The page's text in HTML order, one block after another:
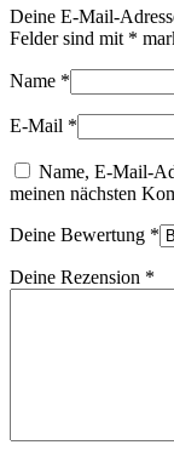
Deine E-Mail-
Felder sind mit *
Name *
E-Mail *
Name, E-Mail-
meinen nächsten
Deine Bewertung *
Deine Rezension *